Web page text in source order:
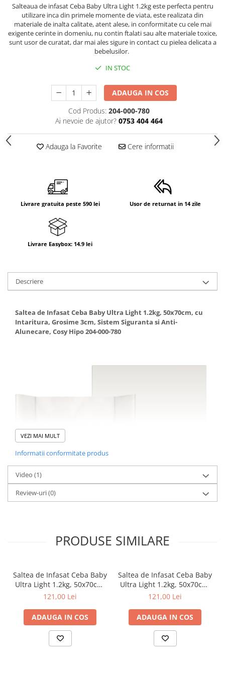
Salteaua de infasat Ceba Baby Ultra Light 1.2kg este perfecta pentru
utilizare inca din primele momente de viata, este realizata din
materiale de inalta calitate, atent alese, in conformitate cu cele mai
exigente cerinte in domeniu, nu contin ftalati sau alte materiale toxice,
sunt usor de curatat, dar mai ales sigure in contact cu pielea delicata a
bebelusilor.
IN STOC
ADAUGA IN COS
Cod Produs: 204-000-780
Ai nevoie de ajutor? 0753 404 464
Adauga la Favorite Cere informatii
Livrare gratuita peste 590 lei Usor de returnat in 14 zile
Livrare Easybox: 14.9 lei
Descriere
Saltea de Infasat Ceba Baby Ultra Light 1.2kg, 50x70cm, cu
Intaritura, Grosime 3cm, Sistem Siguranta si Anti-
Alunecare, Cosy Hipo 204-000-780
Salteaua de infasat Ceba Baby Ultra Light 1.2kgeste perfecta
pentru utilizare inca din primele momente de viata, este realizata
din materiale de inalta calitate, atent alese, in conformitate cu
cele mai exigente cerinte in domeniu, nu contin ftalati sau alte
materiale toxice, sunt usor de curatat, dar mai ales sigure in
VEZI MAI MULT
Informatii conformitate produs
Video (1)
Review-uri(0)
PRODUSE SIMILARE
Saltea de Infasat Ceba Baby
Ultra Light 1.2kg, 50x70cm,
cu Intaritura, Grosime 3cm,
Alunecare, Forest Friends
204-000-783
121,00 Lei
ADAUGA IN COS
Saltea de Infasat Ceba Baby
Ultra Light 1.2kg, 50x70cm,
cu Intaritura, Grosime 3cm,
Alunecare, Iepurasul Clovn
204-000-751
121,00 Lei
ADAUGA IN COS